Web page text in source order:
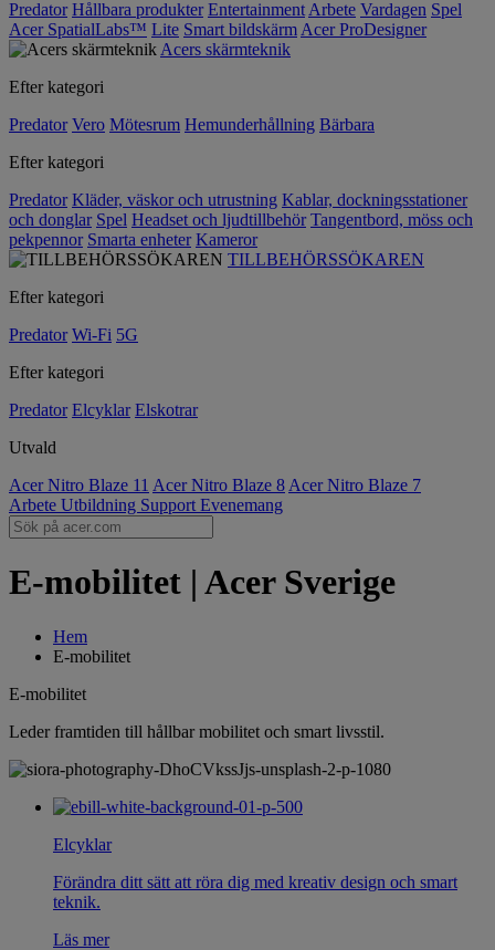
Predator Hållbara produkter Entertainment Arbete Vardagen Spel
Acer SpatialLabs™ Lite Smart bildskärm Acer ProDesigner
Acers skärmteknik
Efter kategori
Predator Vero Mötesrum Hemunderhållning Bärbara
Efter kategori
Predator Kläder, väskor och utrustning Kablar, dockningsstationer
och donglar Spel Headset och ljudtillbehör Tangentbord, möss och
pekpennor Smarta enheter Kameror
TILLBEHÖRSSÖKAREN
Efter kategori
Predator Wi-Fi 5G
Efter kategori
Predator Elcyklar Elskotrar
Utvald
Acer Nitro Blaze 11 Acer Nitro Blaze 8 Acer Nitro Blaze 7
Arbete Utbildning Support Evenemang
E-mobilitet | Acer Sverige
Hem
E-mobilitet
E-mobilitet
Leder framtiden till hållbar mobilitet och smart livsstil.
Elcyklar
Förändra ditt sätt att röra dig med kreativ design och smart
teknik.
Läs mer